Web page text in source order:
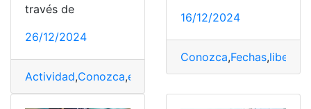
través de
26/12/2024
Actividad,Conozca,económica,establecidos,salarios
16/12/2024
Conozca,Fechas,